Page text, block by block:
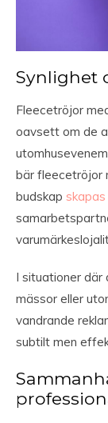
Synlighet
Fleecetröjor
oavsett om de
bär fleecetröjor
budskap skapas
I situationer där
mässor eller
vandrande
subtilt men